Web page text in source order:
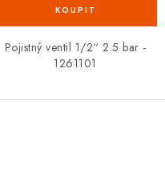
Pojistný ventil 1/2“ 2.5 bar -
1261101